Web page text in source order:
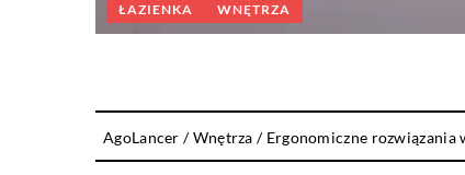
ŁAZIENKA WNĘTRZA
AgoLancer /Wnętrza / Ergonomiczne rozwiązania